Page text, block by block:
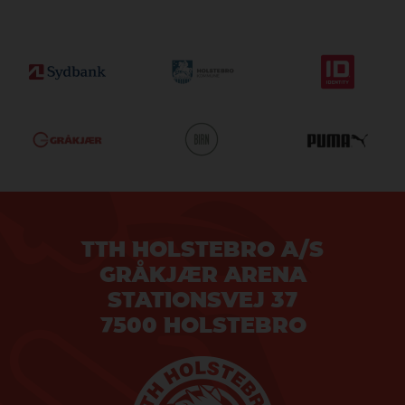
TTH HOLSTEBRO A/S
GRÅKJÆR ARENA
STATIONSVEJ 37
7500 HOLSTEBRO